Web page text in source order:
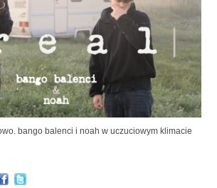
bango balenci i noah w uczuciowym klimacie